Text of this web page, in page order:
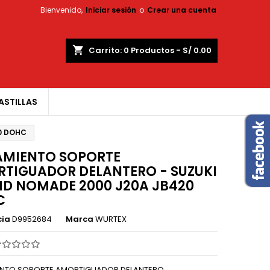
Bienvenido, Iniciar sesión o Crear una cuenta
shopping_cart Carrito: 0 Productos - S/ 0.00
DOHC
SOPORTE
DELANTERO - SUZUKI
NOMADE 2000 J20A JB420
D9952684 Marca WURTEX